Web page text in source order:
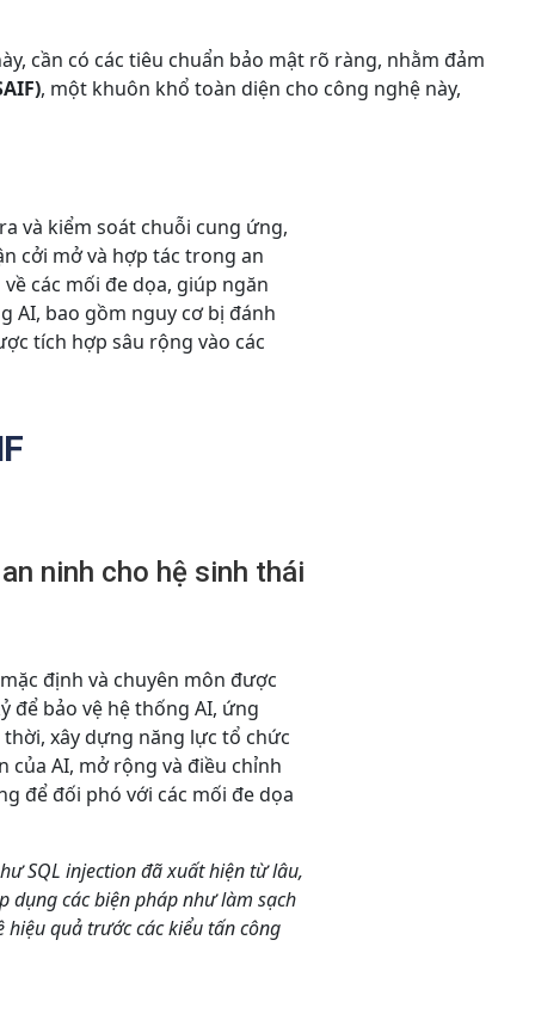
cần có các tiêu chuẩn bảo mật rõ ràng, nhằm đảm
, một khuôn khổ toàn diện cho công nghệ này,
và kiểm soát chuỗi cung ứng,
cởi mở và hợp tác trong an
các mối đe dọa, giúp ngăn
AI, bao gồm nguy cơ bị đánh
tích hợp sâu rộng vào các
ninh cho hệ sinh thái
định và chuyên môn được
để bảo vệ hệ thống AI, ứng
xây dựng năng lực tổ chức
AI, mở rộng và điều chỉnh
để đối phó với các mối đe dọa
SQL injection đã xuất hiện từ lâu,
dụng các biện pháp như làm sạch
hiệu quả trước các kiểu tấn công